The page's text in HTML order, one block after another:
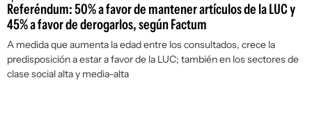
Referéndum: 50% a favor de mantener artículos de la LUC y
45% a favor de derogarlos, según Factum
A medida que aumenta la edad entre los consultados, crece la
predisposición a estar a favor de la LUC; también en los sectores de
clase social alta y media–alta